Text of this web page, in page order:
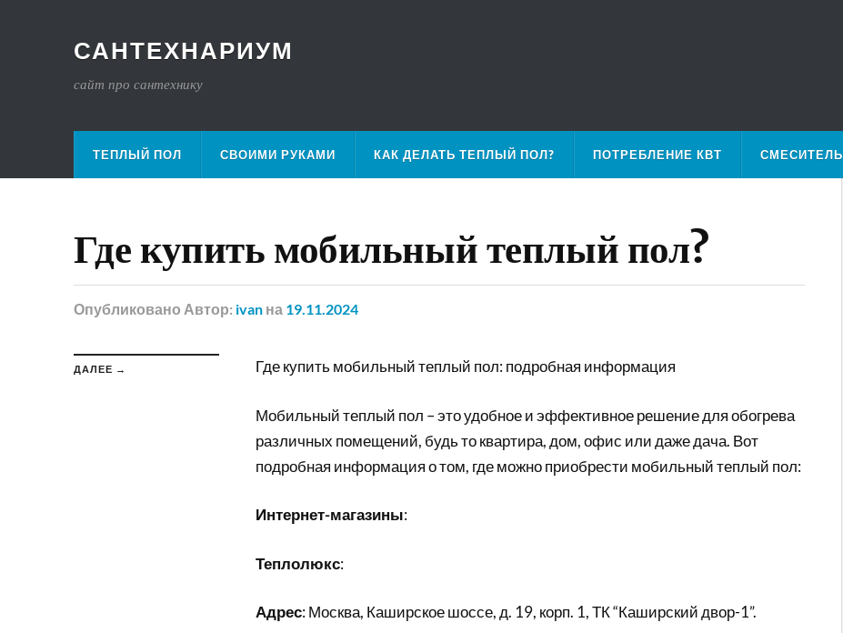
САНТЕХНАРИУМ
сайт про сантехнику
ТЕПЛЫЙ ПОЛ СВОИМИ РУКАМИ КАК ДЕЛАТЬ ТЕПЛЫЙ ПОЛ? ПОТРЕБЛЕНИЕ КВТ СМЕСИТЕЛЬ
Где купить мобильный теплый пол?
Опубликовано Автор: ivan на 19.11.2024
ДАЛЕЕ → Где купить мобильный теплый пол: подробная информация
Мобильный теплый пол – это удобное и эффективное решение для обогрева
различных помещений, будь то квартира, дом, офис или даже дача. Вот
подробная информация о том, где можно приобрести мобильный теплый пол:
Интернет-магазины:
Теплолюкс:
Адрес: Москва, Каширское шоссе, д. 19, корп. 1, ТК “Каширский двор-1”.